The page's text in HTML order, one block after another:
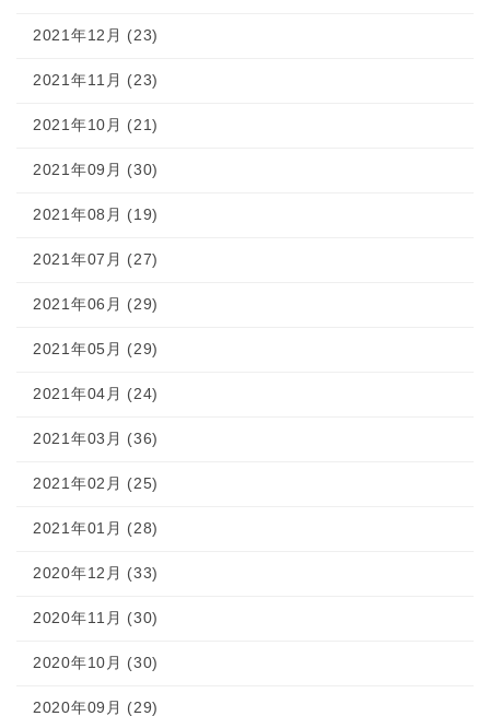
2021年12月 (23)
2021年11月 (23)
2021年10月 (21)
2021年09月 (30)
2021年08月 (19)
2021年07月 (27)
2021年06月 (29)
2021年05月 (29)
2021年04月 (24)
2021年03月 (36)
2021年02月 (25)
2021年01月 (28)
2020年12月 (33)
2020年11月 (30)
2020年10月 (30)
2020年09月 (29)